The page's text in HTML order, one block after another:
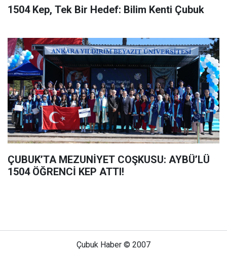
1504 Kep, Tek Bir Hedef: Bilim Kenti Çubuk
ÇUBUK’TA MEZUNİYET COŞKUSU: AYBÜ’LÜ
1504 ÖĞRENCİ KEP ATTI!
Çubuk Haber © 2007